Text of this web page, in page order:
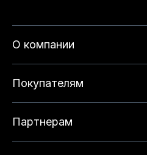
О компании
Покупателям
Партнерам